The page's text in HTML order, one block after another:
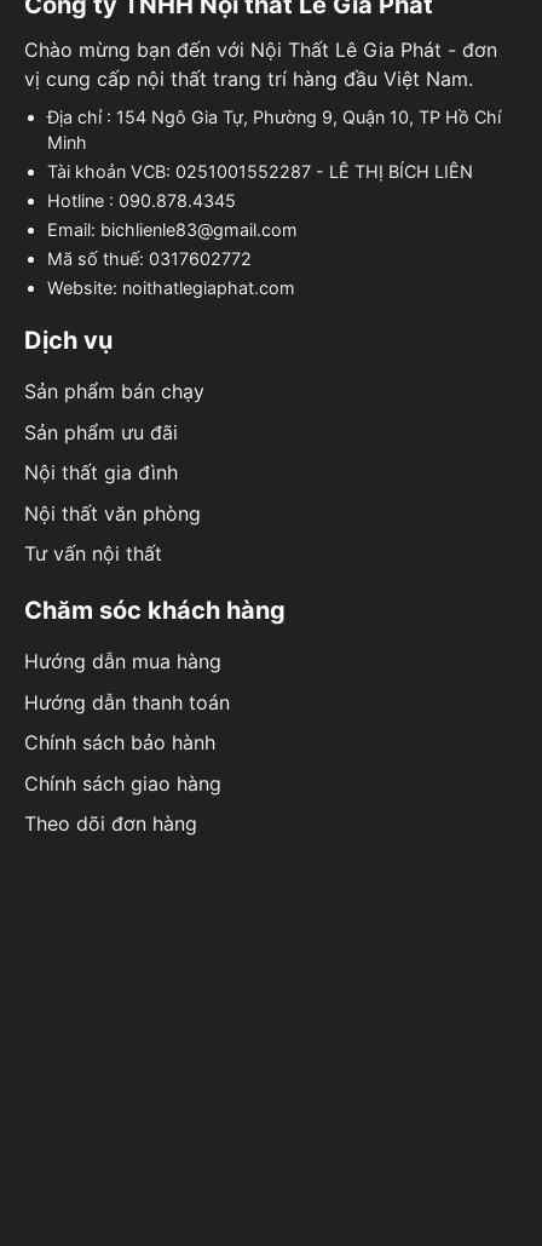
Chào mừng bạn đến với Nội Thất Lê Gia Phát - đơn
vị cung cấp nội thất trang trí hàng đầu Việt Nam.
Địa chỉ : 154 Ngô Gia Tự, Phường 9, Quận 10, TP Hồ Chí
Minh
Tài khoản VCB: 0251001552287 - LÊ THỊ BÍCH LIÊN
Hotline : 090.878.4345
Email: bichlienle83@gmail.com
Mã số thuế: 0317602772
Website: noithatlegiaphat.com
Dịch vụ
Sản phẩm bán chạy
Sản phẩm ưu đãi
Nội thất gia đình
Nội thất văn phòng
Tư vấn nội thất
Chăm sóc khách hàng
Hướng dẫn mua hàng
Hướng dẫn thanh toán
Chính sách bảo hành
Chính sách giao hàng
Theo dõi đơn hàng